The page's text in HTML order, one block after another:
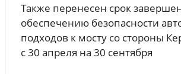
Также перенесен срок
обеспечению безопасности
подходов к мосту со стороны
с 30 апреля на 30 сентября